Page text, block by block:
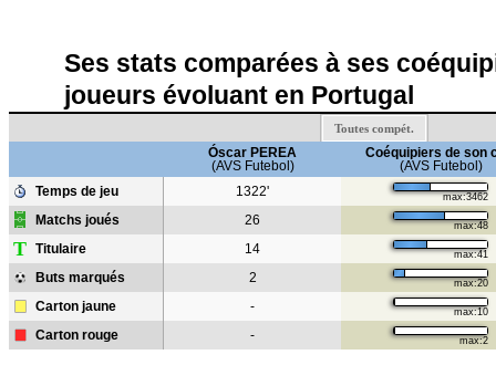
Ses stats comparées à ses
joueurs évoluant en Portugal
Toutes compét.
Óscar PEREA
(AVS Futebol)
Coéquipiers de son
(AVS Futebol)
Temps de jeu
1322' max:3462
Matchs joués 26 max:48
T Titulaire 14 max:41
Buts marqués 2 max:20
Carton jaune - max:10
Carton rouge - max:2